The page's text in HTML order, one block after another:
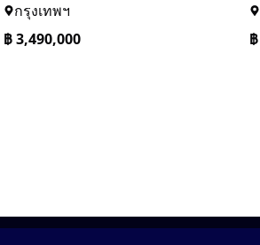
กรุงเทพฯ
฿3,490,000
฿